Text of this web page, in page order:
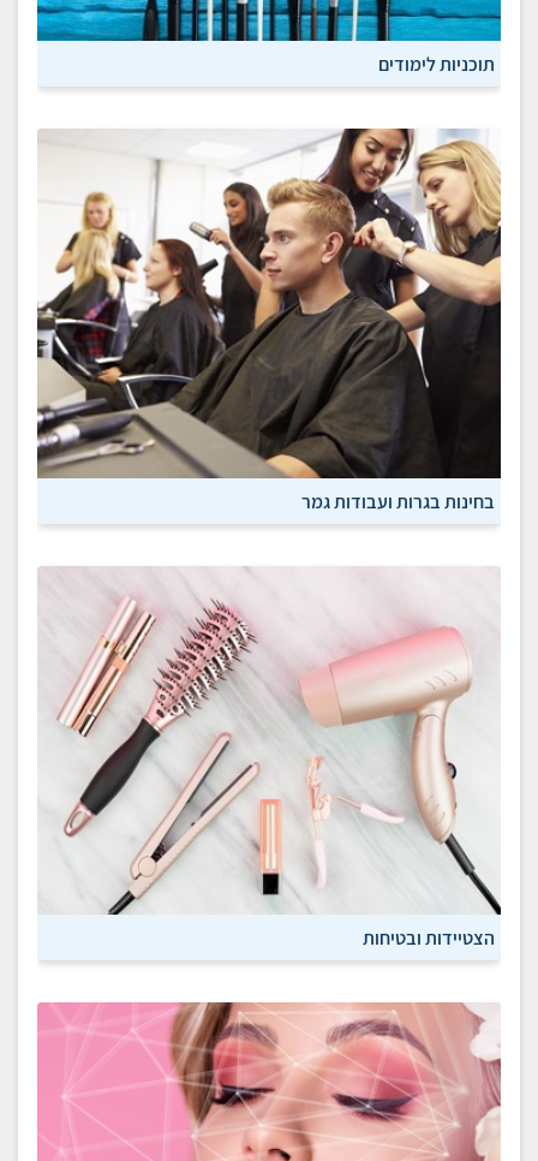
תוכניות לימודים
בחינות בגרות ועבודות גמר
הצטיידות ובטיחות